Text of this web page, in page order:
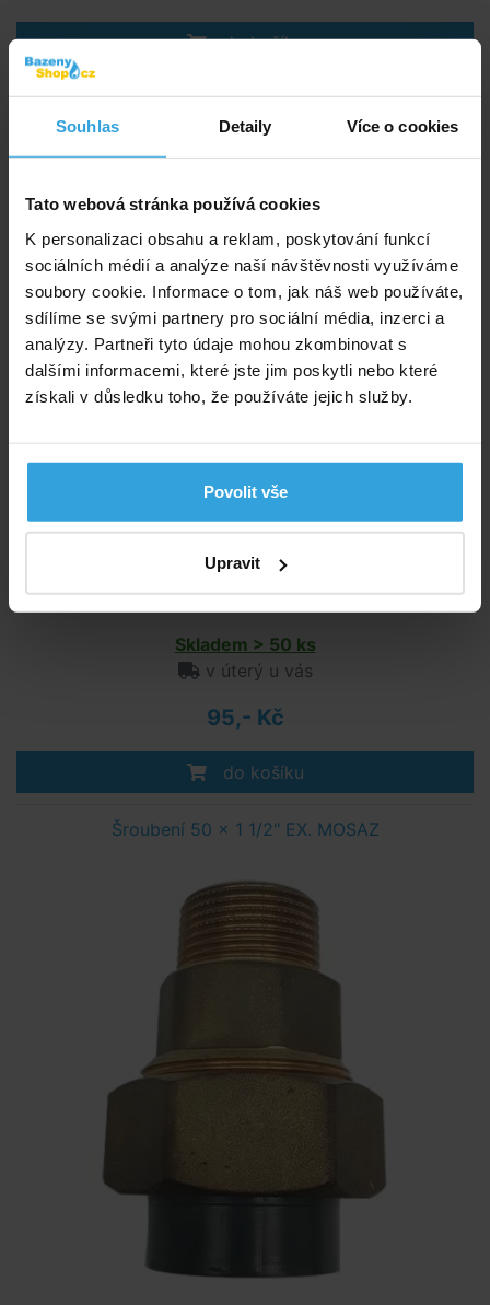
Souhlas Detaily Více o cookies
Tato webová stránka používá cookies
K personalizaci obsahu a reklam, poskytování funkcí
sociálních médií a analýze naší návštěvnosti využíváme
soubory cookie. Informace o tom, jak náš web používáte,
sdílíme se svými partnery pro sociální média, inzerci a
analýzy. Partneři tyto údaje mohou zkombinovat s
dalšími informacemi, které jste jim poskytli nebo které
získali v důsledku toho, že používáte jejich služby.
Povolit vše
Upravit
do košíku
Šroubení PVC 50mm - lepení
Skladem > 50 ks
v úterý u vás
95,- Kč
do košíku
Šroubení 50 x 1 1/2" EX. MOSAZ